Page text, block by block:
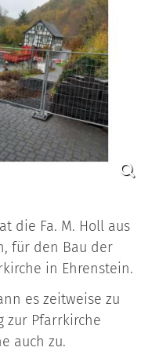
die Fa. M. Holl aus
für den Bau der
in Ehrenstein.
es zeitweise zu
zur Pfarrkirche
auch zu.